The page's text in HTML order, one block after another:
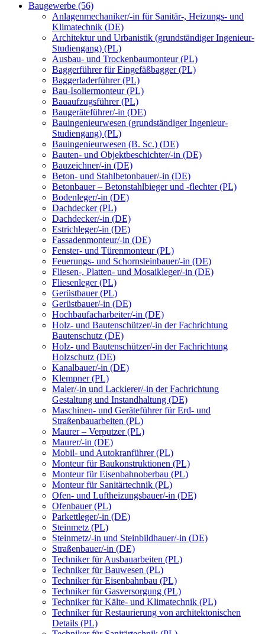
Baugewerbe (56)
Anlagenmechaniker/-in für Sanitär-, Heizungs- und
Klimatechnik (DE)
Architektur und Urbanistik (grundständiger Ingenieur-
Studiengang) (PL)
Ausbau- und Trockenbaumonteur (PL)
Baggerführer für Eingefäßbagger (PL)
Baggerladerführer (PL)
Bau-Isoliermonteur (PL)
Bauaufzugsführer (PL)
Baugeräteführer/-in (DE)
Bauingenieurwesen (grundständiger Ingenieur-
Studiengang) (PL)
Bauingenieurwesen (B. Sc.) (DE)
Bauten- und Objektbeschichter/-in (DE)
Bauzeichner/-in (DE)
Beton- und Stahlbetonbauer/-in (DE)
Betonbauer – Betonstahlbieger und -flechter (PL)
Bodenleger/-in (DE)
Dachdecker (PL)
Dachdecker/-in (DE)
Estrichleger/-in (DE)
Fassadenmonteur/-in (DE)
Fenster- und Türenmonteur (PL)
Feuerungs- und Schornsteinbauer/-in (DE)
Fliesen-, Platten- und Mosaikleger/-in (DE)
Fliesenleger (PL)
Gerüstbauer (PL)
Gerüstbauer/-in (DE)
Hochbaufacharbeiter/-in (DE)
Holz- und Bautenschützer/-in der Fachrichtung
Bautenschutz (DE)
Holz- und Bautenschützer/-in der Fachrichtung
Holzschutz (DE)
Kanalbauer/-in (DE)
Klempner (PL)
Maler/-in und Lackierer/-in der Fachrichtung
Gestaltung und Instandhaltung (DE)
Maschinen- und Geräteführer für Erd- und
Straßenbauarbeiten (PL)
Maurer – Verputzer (PL)
Maurer/-in (DE)
Mobil- und Autokranführer (PL)
Monteur für Baukonstruktionen (PL)
Monteur für Eisenbahnoberbau (PL)
Monteur für Sanitärtechnik (PL)
Ofen- und Luftheizungsbauer/-in (DE)
Ofenbauer (PL)
Parkettleger/-in (DE)
Steinmetz (PL)
Steinmetz/-in und Steinbildhauer/-in (DE)
Straßenbauer/-in (DE)
Techniker für Ausbauarbeiten (PL)
Techniker für Bauwesen (PL)
Techniker für Eisenbahnbau (PL)
Techniker für Gasversorgung (PL)
Techniker für Kälte- und Klimatechnik (PL)
Techniker für Restaurierung von architektonischen
Details (PL)